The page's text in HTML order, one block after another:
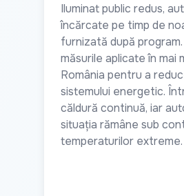
Iluminat public redus,
încărcate pe timp de
furnizată după
măsurile aplicate în mai
România pentru a
sistemului energetic.
căldură continuă, iar
situația rămâne sub
temperaturilor extreme.